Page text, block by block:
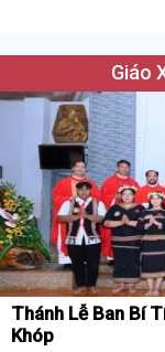
Giáo
Thánh Lễ Ban Bí
Khóp